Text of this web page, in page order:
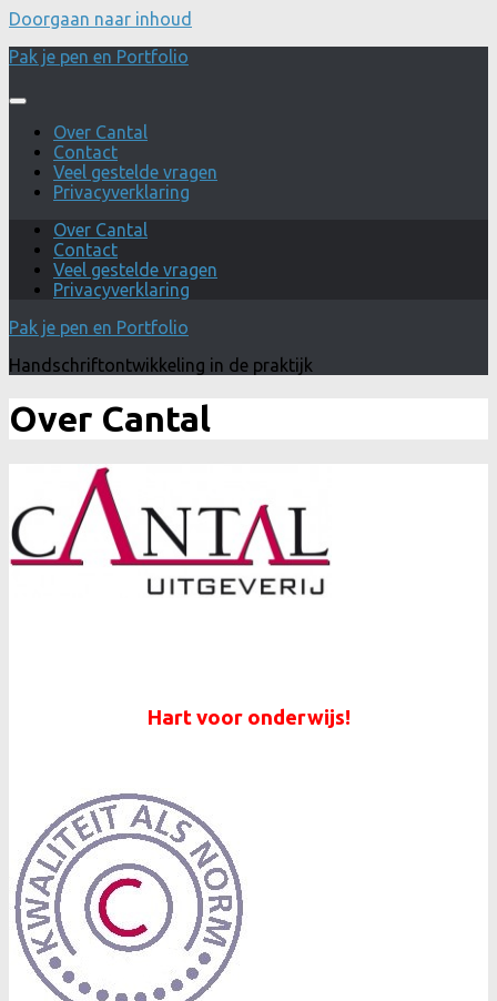
Doorgaan naar inhoud
Pak je pen en Portfolio
Over Cantal
Contact
Veel gestelde vragen
Privacyverklaring
Over Cantal
Contact
Veel gestelde vragen
Privacyverklaring
Pak je pen en Portfolio
Handschriftontwikkeling in de praktijk
Over Cantal
Hart voor onderwijs!